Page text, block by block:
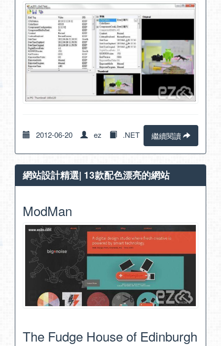
2012-06-20 ez .NET 繼續閱讀
網站設計精選| 13款配色漂亮的網站
ModMan
The Fudge House of Edinburgh